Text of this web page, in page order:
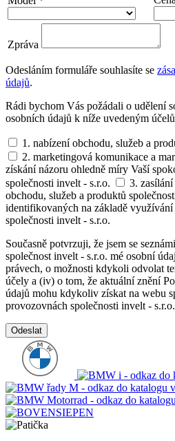
Zpráva
Odesláním formuláře souhlasíte se
údajů.
Rádi bychom Vás požádali o udělení
osobních údajů k níže uvedeným
1. nabízení obchodu, služeb a
2. marketingová komunikace a
získání názoru ohledně míry Vaší
společnosti invelt - s.r.o.
3.
obchodu, služeb a produktů
identifikovaných na základě
společnosti invelt - s.r.o.
Současně potvrzuji, že jsem se
společnost invelt - s.r.o. mé osobní
právech, o možnosti kdykoli odvolat
účely a (iv) o tom, že aktuální znění
údajů mohu kdykoliv získat na webu
provozovnách společnosti invelt - s.r.o.
Odeslat